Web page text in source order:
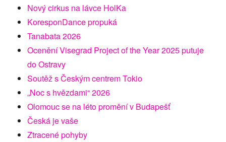
Nový cirkus na lávce HolKa
KoresponDance propuká
Tanabata 2026
Ocenění Visegrad Project of the Year 2025 putuje
do Ostravy
Soutěž s Českým centrem Tokio
„Noc s hvězdami“ 2026
Olomouc se na léto promění v Budapešť
Česká je vaše
Ztracené pohyby